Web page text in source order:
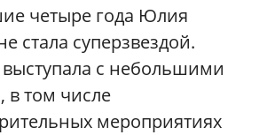
четыре года Юлия
стала суперзвездой.
с небольшими
в том числе
мероприятиях